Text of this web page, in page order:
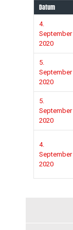
Datum
4.
September
2020
5.
September
2020
5.
September
2020
4.
September
2020